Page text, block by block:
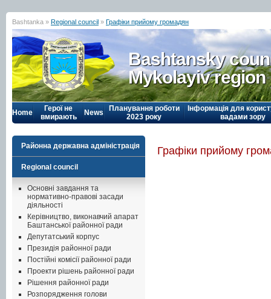
Bashtanka » Regional council » Графіки прийому громадян
Bashtansky
Mykolayiv region
Home
Герої не
вмирають
News
Планування роботи
2023 року
Інформація для
вадами зору
Районна державна адміністрація
Regional council
Основні завдання та
нормативно-правові засади
діяльності
Керівництво, виконавчий апарат
Баштанської районної ради
Депутатський корпус
Президія районної ради
Постійні комісії районної ради
Проекти рішень районної ради
Рішення районної ради
Розпорядження голови
Графіки прийому